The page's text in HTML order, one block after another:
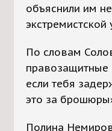
объяснили им
экстремистской
По словам
если тебя
это за
Полина